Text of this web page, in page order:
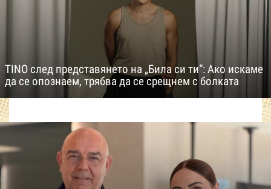
TINO след представянето на „Била си ти“: Ако искаме
да се опознаем, трябва да се срещнем с болката